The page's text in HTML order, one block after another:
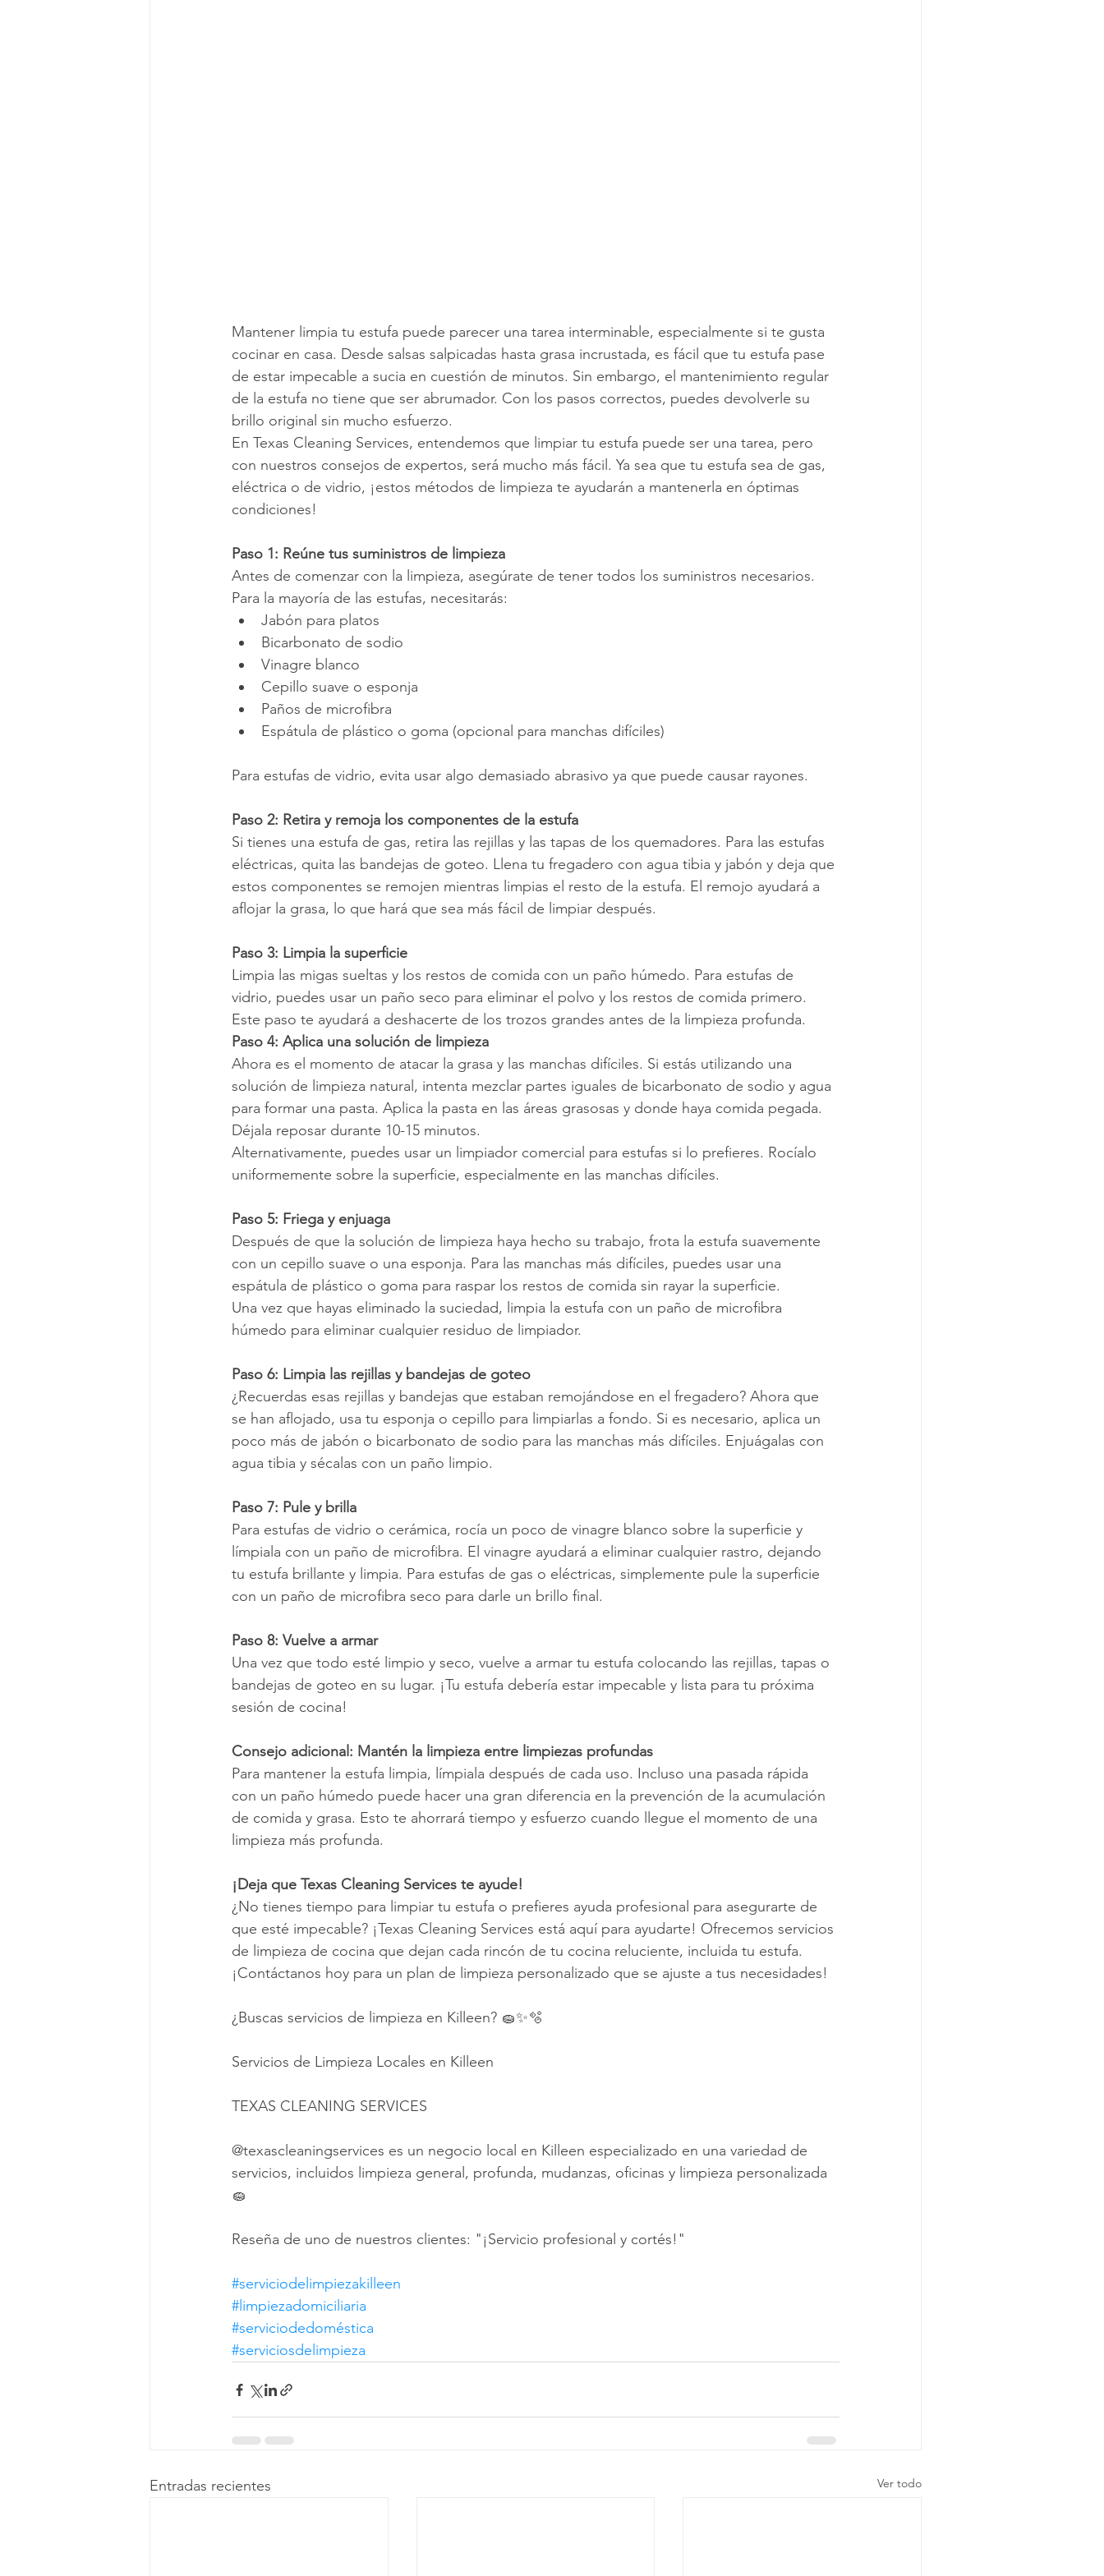
Mantener limpia tu estufa puede parecer una tarea interminable, especialmente si te gusta
cocinar en casa. Desde salsas salpicadas hasta grasa incrustada, es fácil que tu estufa pase
de estar impecable a sucia en cuestión de minutos. Sin embargo, el mantenimiento regular
de la estufa no tiene que ser abrumador. Con los pasos correctos, puedes devolverle su
brillo original sin mucho esfuerzo.
En Texas Cleaning Services, entendemos que limpiar tu estufa puede ser una tarea, pero
con nuestros consejos de expertos, será mucho más fácil. Ya sea que tu estufa sea de gas,
eléctrica o de vidrio, ¡estos métodos de limpieza te ayudarán a mantenerla en óptimas
condiciones!
Paso 1: Reúne tus suministros de limpieza
Antes de comenzar con la limpieza, asegúrate de tener todos los suministros necesarios.
Para la mayoría de las estufas, necesitarás:
Jabón para platos
Bicarbonato de sodio
Vinagre blanco
Cepillo suave o esponja
Paños de microfibra
Espátula de plástico o goma (opcional para manchas difíciles)
Para estufas de vidrio, evita usar algo demasiado abrasivo ya que puede causar rayones.
Paso 2: Retira y remoja los componentes de la estufa
Si tienes una estufa de gas, retira las rejillas y las tapas de los quemadores. Para las estufas
eléctricas, quita las bandejas de goteo. Llena tu fregadero con agua tibia y jabón y deja que
estos componentes se remojen mientras limpias el resto de la estufa. El remojo ayudará a
aflojar la grasa, lo que hará que sea más fácil de limpiar después.
Paso 3: Limpia la superficie
Limpia las migas sueltas y los restos de comida con un paño húmedo. Para estufas de
vidrio, puedes usar un paño seco para eliminar el polvo y los restos de comida primero.
Este paso te ayudará a deshacerte de los trozos grandes antes de la limpieza profunda.
Paso 4: Aplica una solución de limpieza
Ahora es el momento de atacar la grasa y las manchas difíciles. Si estás utilizando una
solución de limpieza natural, intenta mezclar partes iguales de bicarbonato de sodio y agua
para formar una pasta. Aplica la pasta en las áreas grasosas y donde haya comida pegada.
Déjala reposar durante 10-15 minutos.
Alternativamente, puedes usar un limpiador comercial para estufas si lo prefieres. Rocíalo
uniformemente sobre la superficie, especialmente en las manchas difíciles.
Paso 5: Friega y enjuaga
Después de que la solución de limpieza haya hecho su trabajo, frota la estufa suavemente
con un cepillo suave o una esponja. Para las manchas más difíciles, puedes usar una
espátula de plástico o goma para raspar los restos de comida sin rayar la superficie.
Una vez que hayas eliminado la suciedad, limpia la estufa con un paño de microfibra
húmedo para eliminar cualquier residuo de limpiador.
Paso 6: Limpia las rejillas y bandejas de goteo
¿Recuerdas esas rejillas y bandejas que estaban remojándose en el fregadero? Ahora que
se han aflojado, usa tu esponja o cepillo para limpiarlas a fondo. Si es necesario, aplica un
poco más de jabón o bicarbonato de sodio para las manchas más difíciles. Enjuágalas con
agua tibia y sécalas con un paño limpio.
Paso 7: Pule y brilla
Para estufas de vidrio o cerámica, rocía un poco de vinagre blanco sobre la superficie y
límpiala con un paño de microfibra. El vinagre ayudará a eliminar cualquier rastro, dejando
tu estufa brillante y limpia. Para estufas de gas o eléctricas, simplemente pule la superficie
con un paño de microfibra seco para darle un brillo final.
Paso 8: Vuelve a armar
Una vez que todo esté limpio y seco, vuelve a armar tu estufa colocando las rejillas, tapas o
bandejas de goteo en su lugar. ¡Tu estufa debería estar impecable y lista para tu próxima
sesión de cocina!
Consejo adicional: Mantén la limpieza entre limpiezas profundas
Para mantener la estufa limpia, límpiala después de cada uso. Incluso una pasada rápida
con un paño húmedo puede hacer una gran diferencia en la prevención de la acumulación
de comida y grasa. Esto te ahorrará tiempo y esfuerzo cuando llegue el momento de una
limpieza más profunda.
¡Deja que Texas Cleaning Services te ayude!
¿No tienes tiempo para limpiar tu estufa o prefieres ayuda profesional para asegurarte de
que esté impecable? ¡Texas Cleaning Services está aquí para ayudarte! Ofrecemos servicios
de limpieza de cocina que dejan cada rincón de tu cocina reluciente, incluida tu estufa.
¡Contáctanos hoy para un plan de limpieza personalizado que se ajuste a tus necesidades!
¿Buscas servicios de limpieza en Killeen? 🧽✨🫧
Servicios de Limpieza Locales en Killeen
TEXAS CLEANING SERVICES
@texascleaningservices es un negocio local en Killeen especializado en una variedad de
servicios, incluidos limpieza general, profunda, mudanzas, oficinas y limpieza personalizada
🧽
Reseña de uno de nuestros clientes: "¡Servicio profesional y cortés!"
#serviciodelimpiezakilleen
#limpiezadomiciliaria
#serviciodedoméstica
#serviciosdelimpieza
Entradas recientes Ver todo